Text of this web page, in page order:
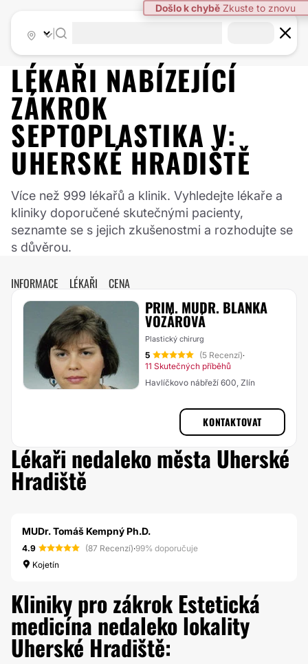
Došlo k chybě Zkuste to znovu
LÉKAŘI NABÍZEJÍCÍ
ZÁKROK
SEPTOPLASTIKAV:
UHERSKÉ HRADIŠTĚ
Více než 999 lékařů a klinik. Vyhledejte lékaře a
kliniky doporučené skutečnými pacienty,
seznamte se s jejich zkušenostmi a rozhodujte se
s důvěrou.
INFORMACE LÉKAŘI CENA
PRIM. MUDR. BLANKA
VOZÁROVÁ
Plastický chirurg
5 (5 Recenzí)·
11 Skutečných příběhů
Havlíčkovo nábřeží 600, Zlín
KONTAKTOVAT
Lékaři nedaleko města Uherské
Hradiště
MUDr. Tomáš Kempný Ph.D.
4.9 (87 Recenzí)·99% doporučuje
Kojetín
Kliniky pro zákrok Estetická
medicína nedaleko lokality
Uherské Hradiště: